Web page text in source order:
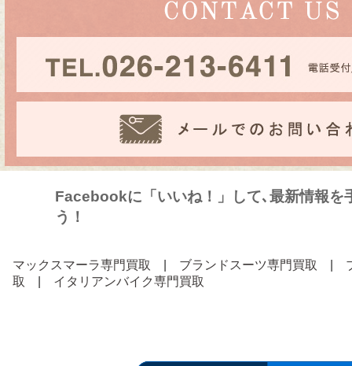
Facebookに「いいね！」して､最新情報を
う！
マックスマーラ専門買取 ブランドスーツ専門買取
取
イタリアンバイク専門買取